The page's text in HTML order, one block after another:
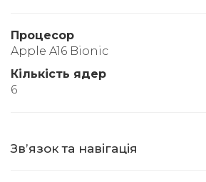
Процесор
Apple A16 Bionic
Кількість ядер
6
Звʼязок та навігація